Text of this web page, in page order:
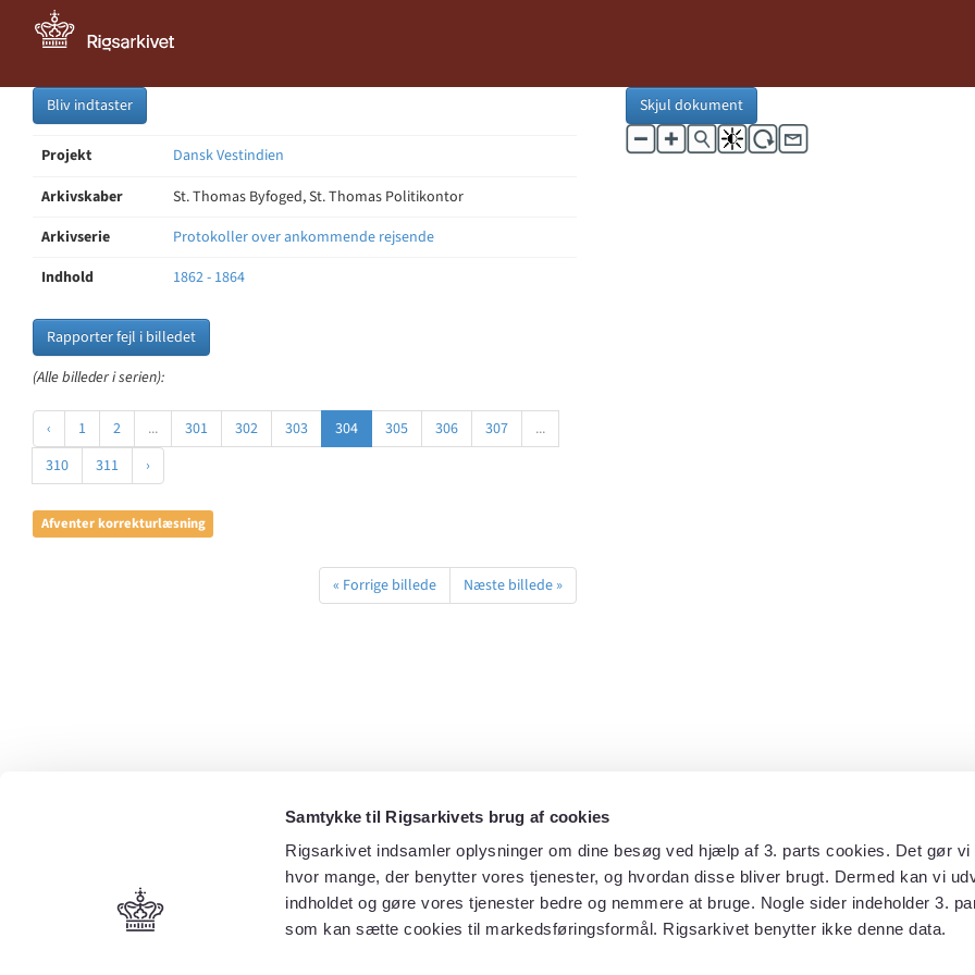
Samtykke til Rigsarkivets brug af cookies
Rigsarkivet indsamler oplysninger om dine besøg ved hjælp af 3. parts cookies. Det gør vi
hvor mange, der benytter vores tjenester, og hvordan disse bliver brugt. Dermed kan vi
indholdet og gøre vores tjenester bedre og nemmere at bruge. Nogle sider indeholder 3.
som kan sætte cookies til markedsføringsformål. Rigsarkivet benytter ikke denne data.
Bliv indtaster
Projekt
Dansk Vestindien
Arkivskaber
St. Thomas Byfoged, St. Thomas Politikontor
Arkivserie
Protokoller over ankommende rejsende
Indhold
1862 - 1864
Rapporter fejl i billedet
(Alle billeder i serien):
‹ 1 2 ... 301 302 303 304 305 306 307
...
310
311 ›
Afventer korrekturlæsning
« Forrige billede Næste billede »
Skjul dokument